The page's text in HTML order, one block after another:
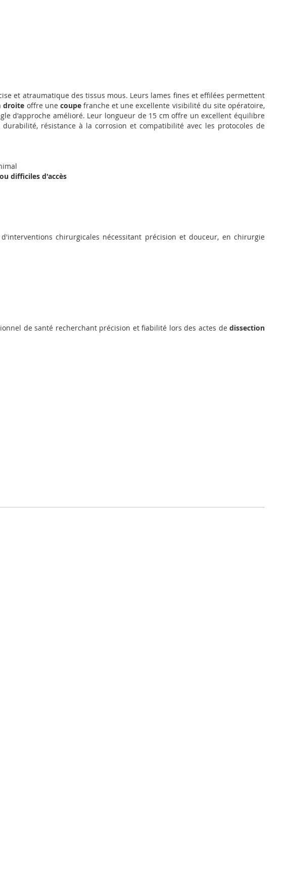
et atraumatique des tissus mous. Leurs lames fines et effilées permettent
droite offre une coupefranche et une excellente visibilité du site opératoire,
d'approche amélioré. Leur longueur de 15 cm offre un excellent équilibre
résistance à la corrosion et compatibilité avec les protocoles de
difficiles d'accès
chirurgicales nécessitant précision et douceur, en chirurgie
de santé recherchant précision et fiabilité lors des actes dedissection